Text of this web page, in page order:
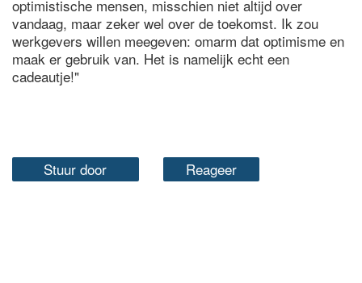
optimistische mensen, misschien niet altijd over
vandaag, maar zeker wel over de toekomst. Ik zou
werkgevers willen meegeven: omarm dat optimisme en
maak er gebruik van. Het is namelijk echt een
cadeautje!"
Stuur door Reageer